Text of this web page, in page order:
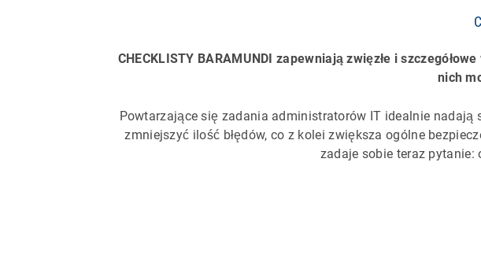
CHECKLISTY BARAMUNDI zapewniają zwięzłe i
nich
Powtarzające się zadania administratorów IT idealnie
zmniejszyć ilość błędów, co z kolei zwiększa ogólne
zadaje sobie teraz